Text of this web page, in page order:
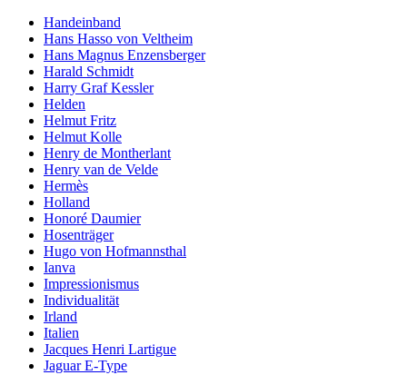
Handeinband
Hans Hasso von Veltheim
Hans Magnus Enzensberger
Harald Schmidt
Harry Graf Kessler
Helden
Helmut Fritz
Helmut Kolle
Henry de Montherlant
Henry van de Velde
Hermès
Holland
Honoré Daumier
Hosenträger
Hugo von Hofmannsthal
Ianva
Impressionismus
Individualität
Irland
Italien
Jacques Henri Lartigue
Jaguar E-Type